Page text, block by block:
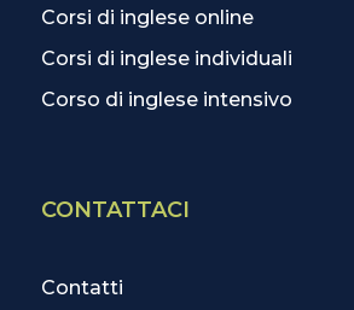
Corsi di inglese online
Corsi di inglese individuali
Corso di inglese intensivo
CONTATTACI
Contatti